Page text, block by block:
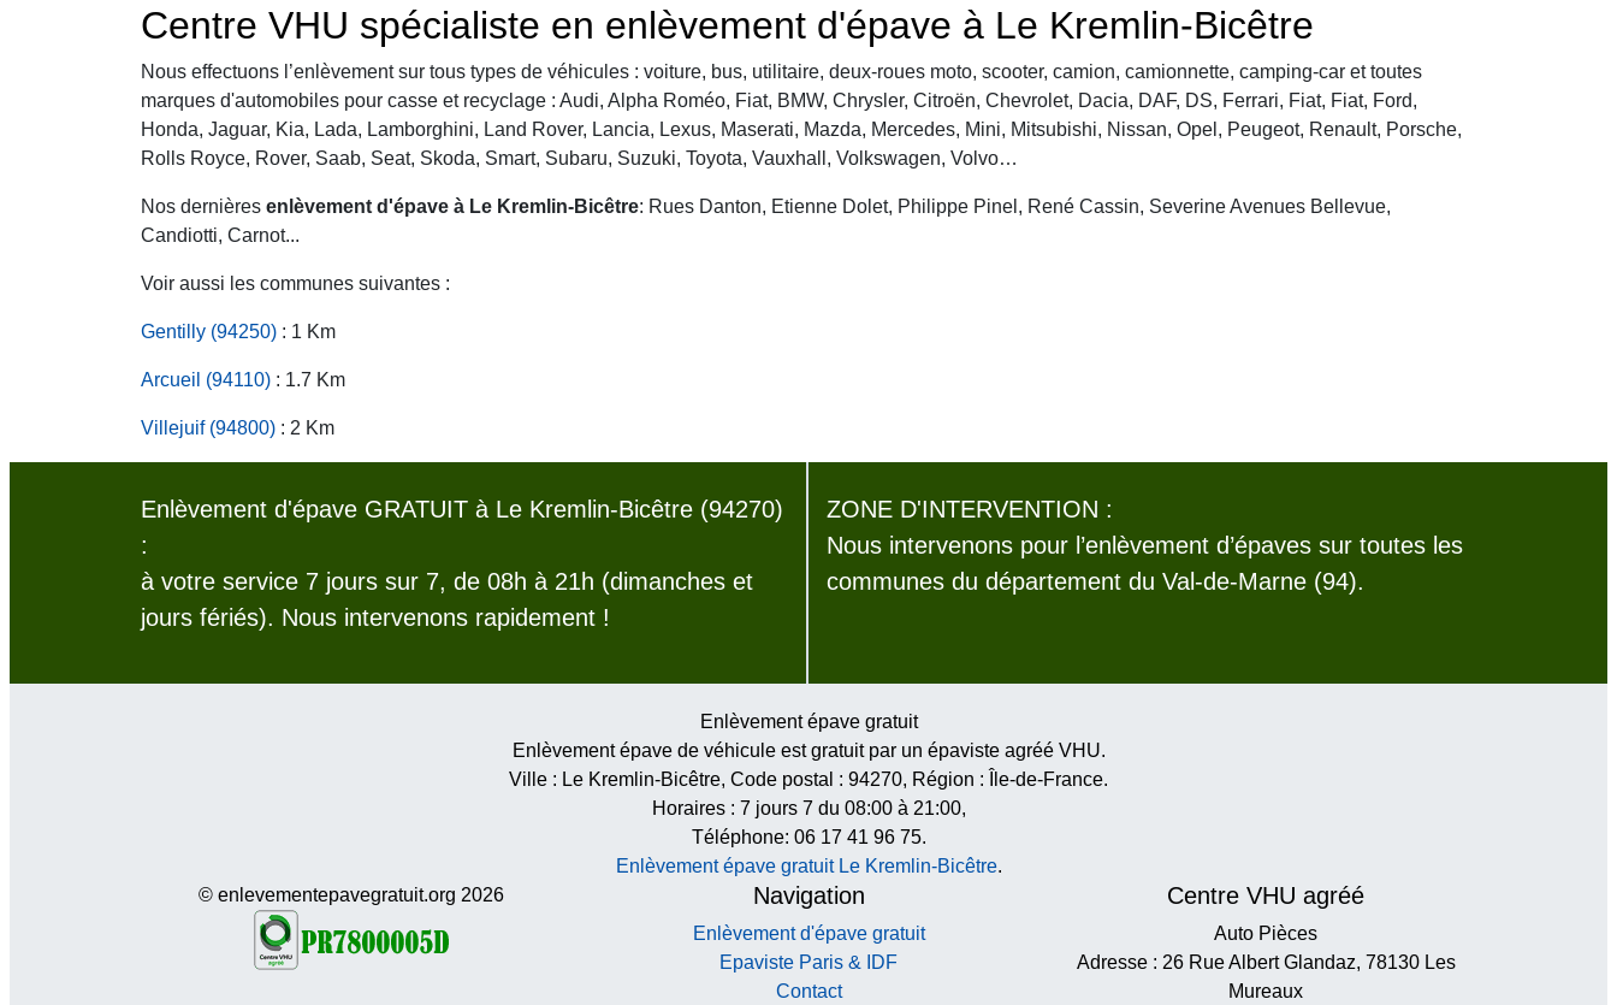
Centre VHU spécialiste en enlèvement d'épave à Le Kremlin-Bicêtre
Nous effectuons l’enlèvement sur tous types de véhicules : voiture, bus, utilitaire, deux-roues moto, scooter, camion, camionnette, camping-car et toutes
marques d'automobiles pour casse et recyclage : Audi, Alpha Roméo, Fiat, BMW, Chrysler, Citroën, Chevrolet, Dacia, DAF, DS, Ferrari, Fiat, Fiat, Ford,
Honda, Jaguar, Kia, Lada, Lamborghini, Land Rover, Lancia, Lexus, Maserati, Mazda, Mercedes, Mini, Mitsubishi, Nissan, Opel, Peugeot, Renault, Porsche,
Rolls Royce, Rover, Saab, Seat, Skoda, Smart, Subaru, Suzuki, Toyota, Vauxhall, Volkswagen, Volvo…
Nos dernières enlèvement d'épave à Le Kremlin-Bicêtre: Rues Danton, Etienne Dolet, Philippe Pinel, René Cassin, Severine Avenues Bellevue,
Candiotti, Carnot...
Voir aussi les communes suivantes :
Gentilly (94250) : 1 Km
Arcueil (94110) : 1.7 Km
Villejuif (94800) : 2 Km
Enlèvement d'épave GRATUIT à Le Kremlin-Bicêtre (94270)
:
à votre service 7 jours sur 7, de 08h à 21h (dimanches et
jours fériés). Nous intervenons rapidement !
ZONE D'INTERVENTION :
Nous intervenons pour l’enlèvement d’épaves sur toutes les
communes du département du Val-de-Marne (94).
Enlèvement épave gratuit
Enlèvement épave de véhicule est gratuit par un épaviste agréé VHU.
Ville : Le Kremlin-Bicêtre, Code postal : 94270, Région : Île-de-France.
Horaires : 7 jours 7 du 08:00 à 21:00,
Téléphone: 06 17 41 96 75.
Enlèvement épave gratuit Le Kremlin-Bicêtre.
© enlevementepavegratuit.org 2026
Navigation
Enlèvement d'épave gratuit
Epaviste Paris & IDF
Contact
Centre VHU agréé
Auto Pièces
Adresse : 26 Rue Albert Glandaz, 78130 Les
Mureaux